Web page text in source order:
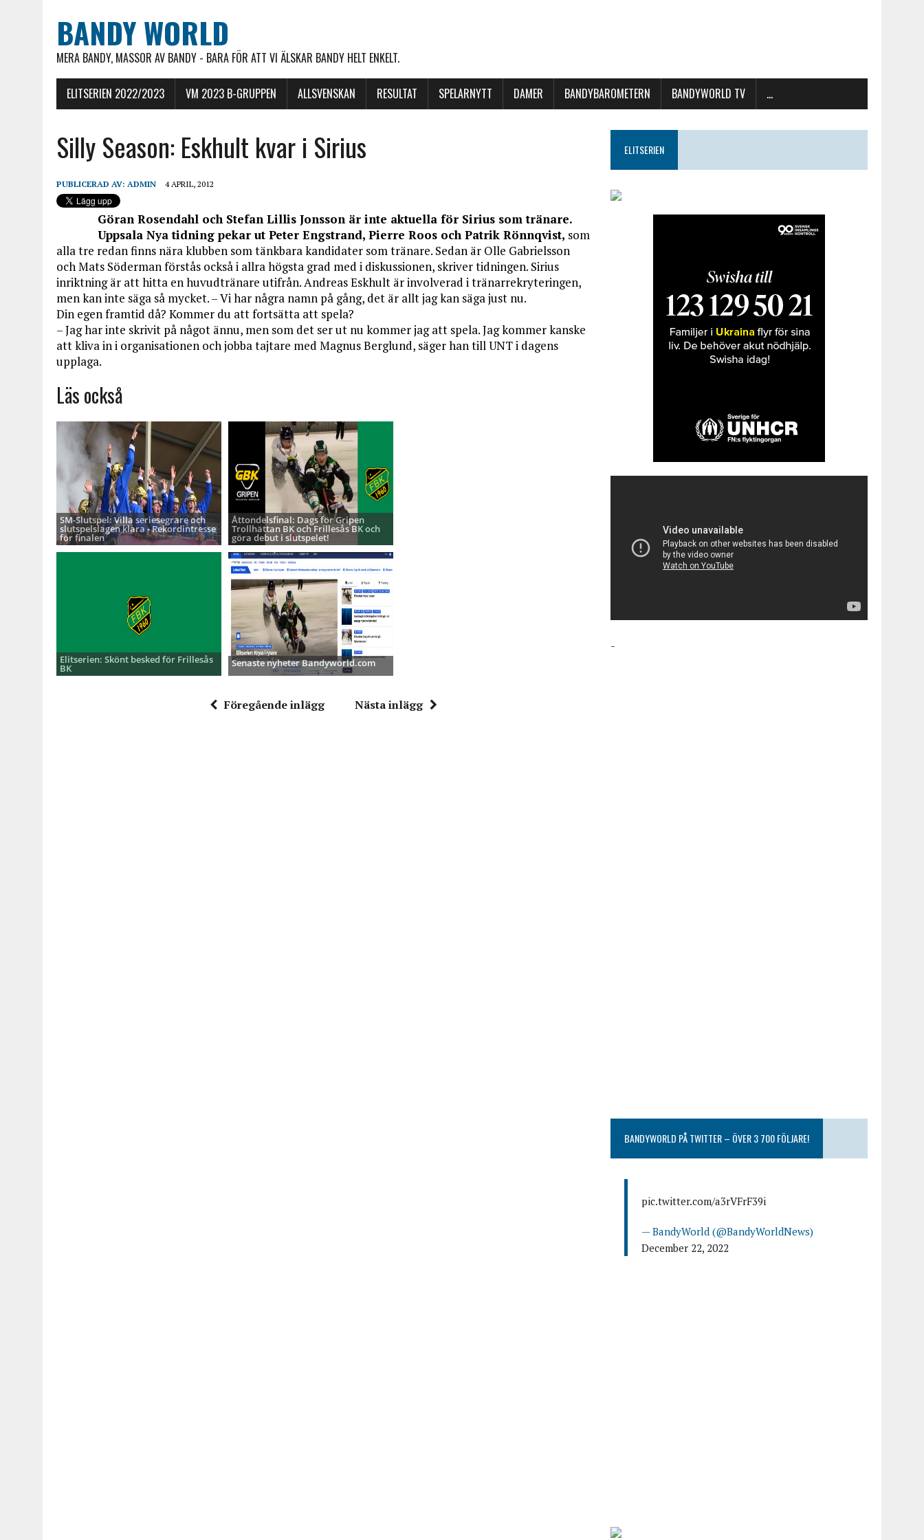
BANDY WORLD
MERA BANDY, MASSOR AV BANDY - BARA FÖR ATT VI ÄLSKAR BANDY HELT ENKELT.
ELITSERIEN 2022/2023 VM 2023 B-GRUPPEN ALLSVENSKAN RESULTAT SPELARNYTT DAMER BANDYBAROMETERN BANDYWORLD TV …
Silly Season: Eskhult kvar i Sirius
PUBLICERAD AV: ADMIN 4 APRIL, 2012
Göran Rosendahl och Stefan Lillis Jonsson är inte aktuella för Sirius som tränare.
Uppsala Nya tidning pekar ut Peter Engstrand, Pierre Roos och Patrik Rönnqvist, som
alla tre redan finns nära klubben som tänkbara kandidater som tränare. Sedan är Olle Gabrielsson
och Mats Söderman förstås också i allra högsta grad med i diskussionen, skriver tidningen. Sirius
inriktning är att hitta en huvudtränare utifrån. Andreas Eskhult är involverad i tränarrekryteringen,
men kan inte säga så mycket. – Vi har några namn på gång, det är allt jag kan säga just nu.
Din egen framtid då? Kommer du att fortsätta att spela?
– Jag har inte skrivit på något ännu, men som det ser ut nu kommer jag att spela. Jag kommer kanske
att kliva in i organisationen och jobba tajtare med Magnus Berglund, säger han till UNT i dagens
upplaga.
Läs också
SM-Slutspel: Villa seriesegrare och
slutspelslagen klara - Rekordintresse
för finalen
Åttondelsfinal: Dags för Gripen
Trollhättan BK och Frillesås BK och
göra debut i slutspelet!
Elitserien: Skönt besked för Frillesås
BK Senaste nyheter Bandyworld.com
Föregående inlägg Nästa inlägg
ELITSERIEN
-
BANDYWORLD PÅ TWITTER – ÖVER 3 700 FÖLJARE!
pic.twitter.com/a3rVFrF39i
— BandyWorld (@BandyWorldNews)
December 22, 2022